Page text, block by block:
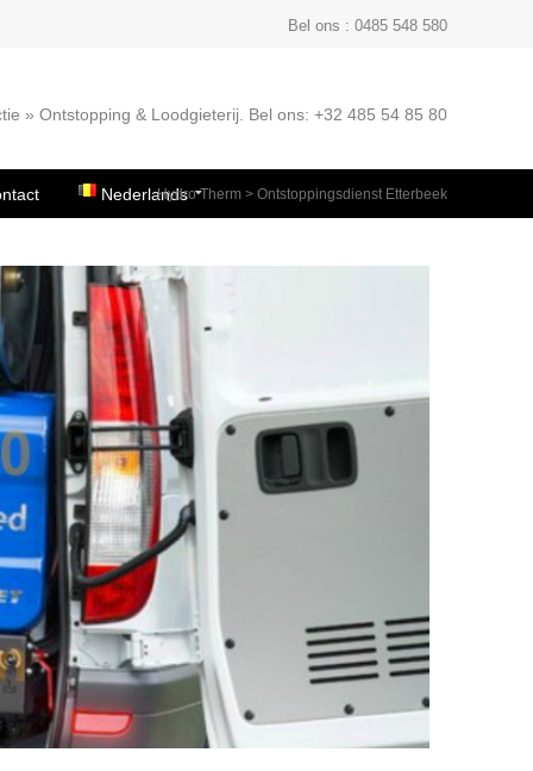
Bel ons : 0485 548 580
» Ontstopping & Loodgieterij. Bel ons: +32 485 54 85 80
Hydro Therm > Ontstoppingsdienst Etterbeek
Nederlands